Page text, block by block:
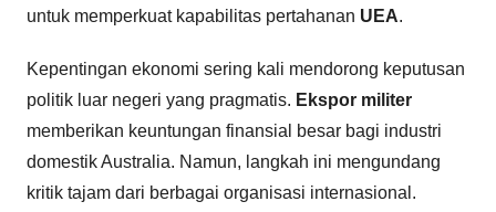
untuk memperkuat kapabilitas pertahanan UEA.
Kepentingan ekonomi sering kali mendorong keputusan
politik luar negeri yang pragmatis. Ekspor militer
memberikan keuntungan finansial besar bagi industri
domestik Australia. Namun, langkah ini mengundang
kritik tajam dari berbagai organisasi internasional.